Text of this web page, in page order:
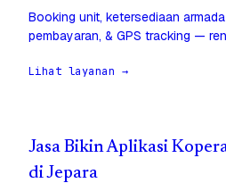
Booking unit, ketersediaan
pembayaran, & GPS tracking —
Lihat layanan →
Jasa Bikin Aplikasi
di Jepara